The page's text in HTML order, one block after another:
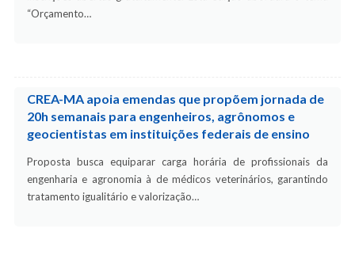
“Orçamento…
CREA-MA apoia emendas que propõem jornada de
20h semanais para engenheiros, agrônomos e
geocientistas em instituições federais de ensino
Proposta busca equiparar carga horária de profissionais da
engenharia e agronomia à de médicos veterinários, garantindo
tratamento igualitário e valorização…